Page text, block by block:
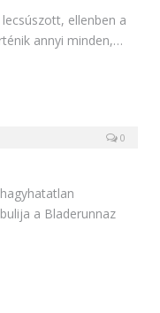
ellenben a
annyi minden,…
0
a Bladerunnaz